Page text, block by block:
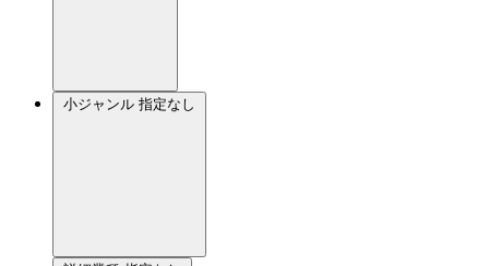
小ジャンル 指定なし